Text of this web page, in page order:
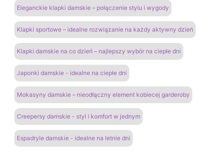
Eleganckie klapki damskie – połączenie stylu i wygody
Klapki sportowe – idealne rozwiązanie na każdy aktywny dzień
Klapki damskie na co dzień – najlepszy wybór na ciepłe dni
Japonki damskie - idealne na ciepłe dni
Mokasyny damskie – nieodłączny element kobiecej garderoby
Creepersy damskie - styl i komfort w jednym
Espadryle damskie - idealne na letnie dni